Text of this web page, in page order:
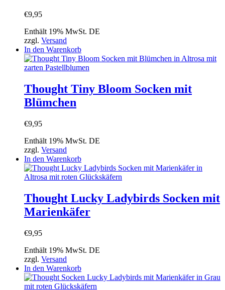
€9,95
Enthält 19% MwSt. DE
zzgl. Versand
In den Warenkorb
Thought Tiny Bloom Socken mit
Blümchen
€9,95
Enthält 19% MwSt. DE
zzgl. Versand
In den Warenkorb
Thought Lucky Ladybirds Socken mit
Marienkäfer
€9,95
Enthält 19% MwSt. DE
zzgl. Versand
In den Warenkorb